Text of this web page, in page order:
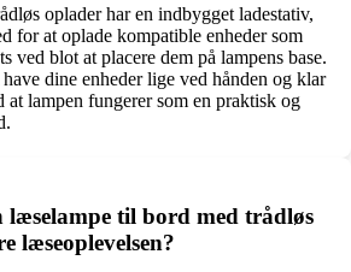
oplader har en indbygget ladestativ,
for at oplade kompatible enheder som
ved blot at placere dem på lampens base.
dine enheder lige ved hånden og klar
at lampen fungerer som en praktisk og
til bord med trådløs
læseoplevelsen?